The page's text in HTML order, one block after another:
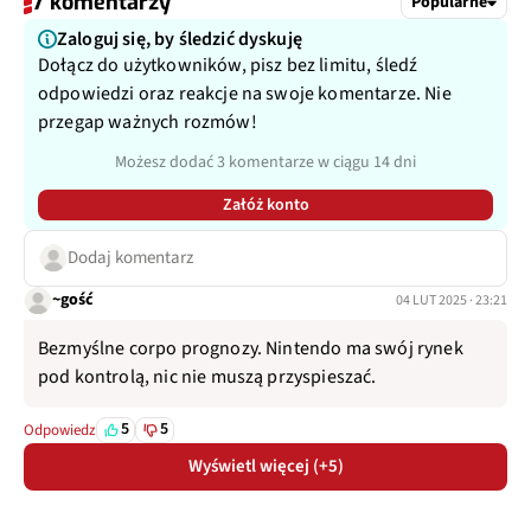
Zaloguj się, by śledzić dyskuję
Dołącz do użytkowników, pisz bez limitu, śledź
odpowiedzi oraz reakcje na swoje komentarze. Nie
przegap ważnych rozmów!
Możesz dodać 3 komentarze w ciągu 14 dni
Załóż konto
Dodaj komentarz
~gość 04 LUT 2025 · 23:21
Bezmyślne corpo prognozy. Nintendo ma swój rynek
pod kontrolą, nic nie muszą przyspieszać.
Odpowiedz 5 5
Wyświetl więcej (+5)